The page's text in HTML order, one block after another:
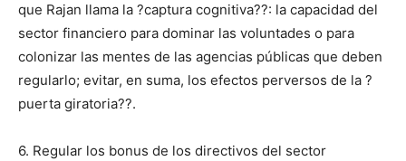
que Rajan llama la ?captura cognitiva??: la capacidad del
sector financiero para dominar las voluntades o para
colonizar las mentes de las agencias públicas que deben
regularlo; evitar, en suma, los efectos perversos de la ?
puerta giratoria??.
6. Regular los bonus de los directivos del sector